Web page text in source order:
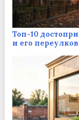
Топ-10
и его